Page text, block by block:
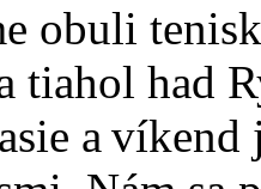
obuli
tiahol had
a